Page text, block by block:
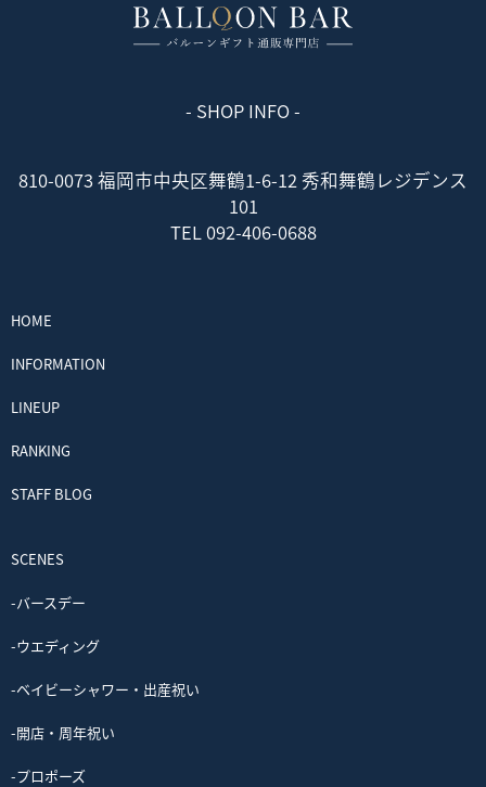
- SHOP INFO -
810-0073 福岡市中央区舞鶴1-6-12 秀和舞鶴レジデンス
101
TEL 092-406-0688
HOME
INFORMATION
LINEUP
RANKING
STAFF BLOG
SCENES
-バースデー
-ウエディング
-ベイビーシャワー・出産祝い
-開店・周年祝い
-プロポーズ